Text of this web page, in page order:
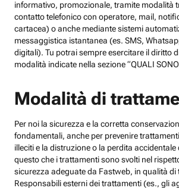
informativo, promozionale, tramite modalità
contatto telefonico con operatore, mail,
cartacea) o anche mediante sistemi
messaggistica istantanea (es. SMS,
digitali). Tu potrai sempre esercitare il diritto
modalità indicate nella sezione “QUALI
Modalità di
Per noi la sicurezza e la corretta
fondamentali, anche per prevenire
illeciti e la distruzione o la perdita accidentale
questo che i trattamenti sono svolti nel
sicurezza adeguate da Fastweb, in qualità di
Responsabili esterni dei trattamenti (es., gli